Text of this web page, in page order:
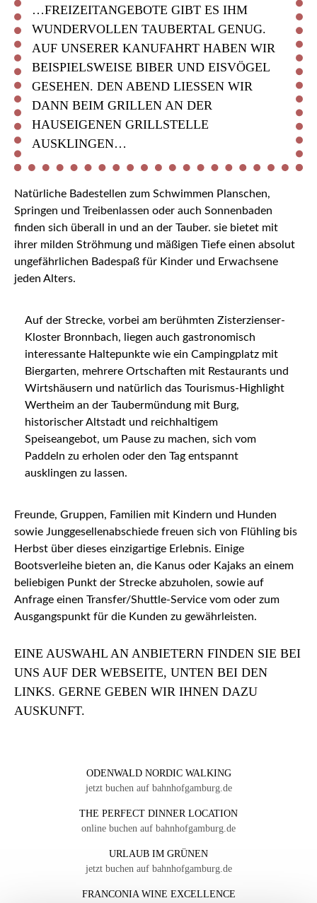
…FREIZEITANGEBOTE GIBT ES IHM
WUNDERVOLLEN TAUBERTAL GENUG.
AUF UNSERER KANUFAHRT HABEN WIR
BEISPIELSWEISE BIBER UND EISVÖGEL
GESEHEN. DEN ABEND LIESSEN WIR D
ANN BEIM GRILLEN AN DER H
AUSEIGENEN GRILLSTELLE A
USKLINGEN…
Natürliche Badestellen zum Schwimmen Planschen,
Springen und Treibenlassen oder auch Sonnenbaden
finden sich überall in und an der Tauber. sie bietet mit
ihrer milden Ströhmung und mäßigen Tiefe einen absolut
ungefährlichen Badespaß für Kinder und Erwachsene
jeden Alters.
Auf der Strecke, vorbei am berühmten Zisterzienser-
Kloster Bronnbach, liegen auch gastronomisch
interessante Haltepunkte wie ein Campingplatz mit
Biergarten, mehrere Ortschaften mit Restaurants und
Wirtshäusern und natürlich das Tourismus-Highlight
Wertheim an der Taubermündung mit Burg,
historischer Altstadt und reichhaltigem
Speiseangebot, um Pause zu machen, sich vom
Paddeln zu erholen oder den Tag entspannt
ausklingen zu lassen.
Freunde, Gruppen, Familien mit Kindern und Hunden
sowie Junggesellenabschiede freuen sich von Flühling bis
Herbst über dieses einzigartige Erlebnis. Einige
Bootsverleihe bieten an, die Kanus oder Kajaks an einem
beliebigen Punkt der Strecke abzuholen, sowie auf
Anfrage einen Transfer/Shuttle-Service vom oder zum
Ausgangspunkt für die Kunden zu gewährleisten.
EINE AUSWAHL AN ANBIETERN FINDEN SIE BEI
UNS AUF DER WEBSEITE, UNTEN BEI DEN
LINKS. GERNE GEBEN WIR IHNEN DAZU
AUSKUNFT.
ODENWALD NORDIC WALKING
jetzt buchen auf bahnhofgamburg.de
THE PERFECT DINNER LOCATION
online buchen auf bahnhofgamburg.de
URLAUB IM GRÜNEN
jetzt buchen auf bahnhofgamburg.de
FRANCONIA WINE EXCELLENCE